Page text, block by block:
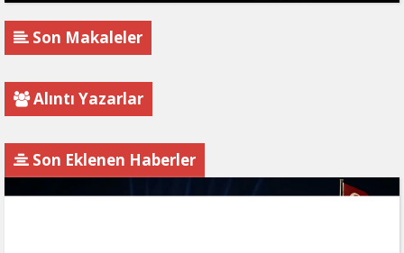
Son Makaleler
Alıntı Yazarlar
Son Eklenen Haberler